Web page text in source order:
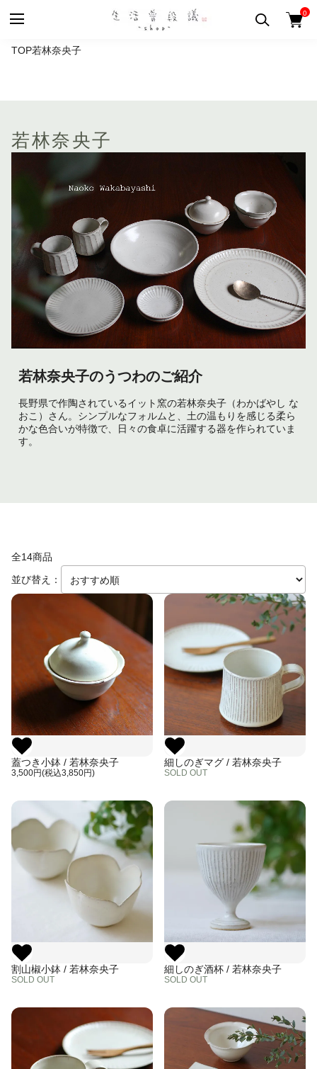
0
TOP若林奈央子
若林奈央子
若林奈央子のうつわのご紹介
長野県で作陶されているイット窯の若林奈央子（わかばやし な
おこ）さん。シンプルなフォルムと、土の温もりを感じる柔ら
かな色合いが特徴で、日々の食卓に活躍する器を作られていま
す。
全14商品
並び替え：
蓋つき小鉢 / 若林奈央子
3,500円(税込3,850円)
細しのぎマグ / 若林奈央子
SOLD OUT
割山椒小鉢 / 若林奈央子
SOLD OUT
細しのぎ酒杯 / 若林奈央子
SOLD OUT